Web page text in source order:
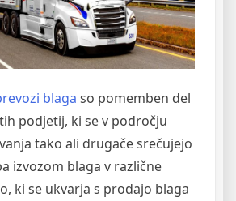
blaga so pomemben del
podjetij, ki se v področju
tako ali drugače srečujejo
izvozom blaga v različne
ki se ukvarja s prodajo blaga